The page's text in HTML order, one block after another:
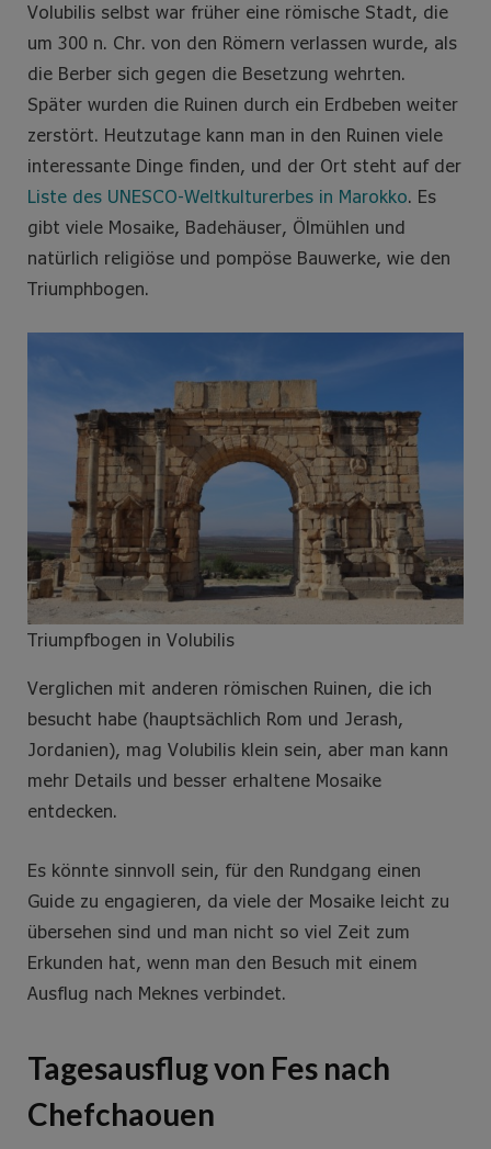
Volubilis selbst war früher eine römische Stadt, die
um 300 n. Chr. von den Römern verlassen wurde, als
die Berber sich gegen die Besetzung wehrten.
Später wurden die Ruinen durch ein Erdbeben weiter
zerstört. Heutzutage kann man in den Ruinen viele
interessante Dinge finden, und der Ort steht auf der
Liste des UNESCO-Weltkulturerbes in Marokko. Es
gibt viele Mosaike, Badehäuser, Ölmühlen und
natürlich religiöse und pompöse Bauwerke, wie den
Triumphbogen.
Triumpfbogen in Volubilis
Verglichen mit anderen römischen Ruinen, die ich
besucht habe (hauptsächlich Rom und Jerash,
Jordanien), mag Volubilis klein sein, aber man kann
mehr Details und besser erhaltene Mosaike
entdecken.
Es könnte sinnvoll sein, für den Rundgang einen
Guide zu engagieren, da viele der Mosaike leicht zu
übersehen sind und man nicht so viel Zeit zum
Erkunden hat, wenn man den Besuch mit einem
Ausflug nach Meknes verbindet.
Tagesausflug von Fes nach
Chefchaouen